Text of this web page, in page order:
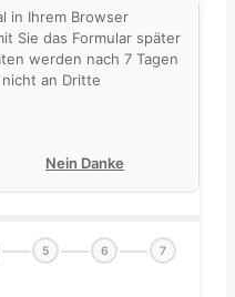
in Ihrem Browser
Sie das Formular später
werden nach 7 Tagen
an Dritte
Nein Danke
5 6 7